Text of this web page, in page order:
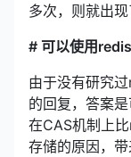
多次，则就出现
# 可以使用
由于没有研究
的回复，答案
在CAS机制上
存储的原因，带